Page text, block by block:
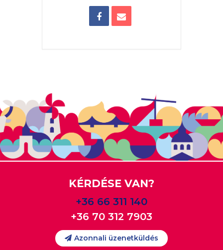
KÉRDÉSE VAN?
+36 66 311 140
+36 70 312 7903
Azonnali üzenetküldés